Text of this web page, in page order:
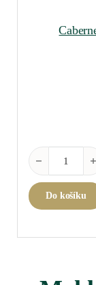
Cabernet
Do košíku